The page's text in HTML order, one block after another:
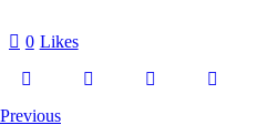
0 Likes
Previous